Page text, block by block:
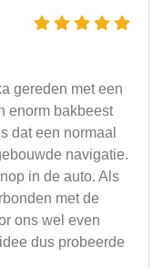
gereden met een
enorm bakbeest
dat een normaal
navigatie.
in de auto. Als
met de
ons wel even
dus probeerde